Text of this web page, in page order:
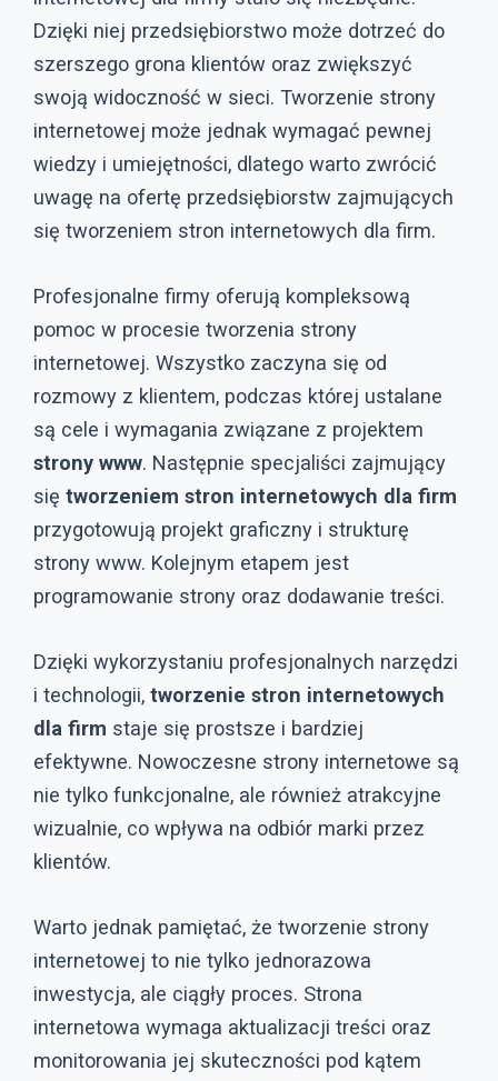
Dzięki niej przedsiębiorstwo może dotrzeć do
szerszego grona klientów oraz zwiększyć
swoją widoczność w sieci. Tworzenie strony
internetowej może jednak wymagać pewnej
wiedzy i umiejętności, dlatego warto zwrócić
uwagę na ofertę przedsiębiorstw zajmujących
się tworzeniem stron internetowych dla firm.
Profesjonalne firmy oferują kompleksową
pomoc w procesie tworzenia strony
internetowej. Wszystko zaczyna się od
rozmowy z klientem, podczas której ustalane
są cele i wymagania związane z projektem
strony www. Następnie specjaliści zajmujący
się tworzeniem stron internetowych dla firm
przygotowują projekt graficzny i strukturę
strony www. Kolejnym etapem jest
programowanie strony oraz dodawanie treści.
Dzięki wykorzystaniu profesjonalnych narzędzi
i technologii, tworzenie stron internetowych
dla firm staje się prostsze i bardziej
efektywne. Nowoczesne strony internetowe są
nie tylko funkcjonalne, ale również atrakcyjne
wizualnie, co wpływa na odbiór marki przez
klientów.
Warto jednak pamiętać, że tworzenie strony
internetowej to nie tylko jednorazowa
inwestycja, ale ciągły proces. Strona
internetowa wymaga aktualizacji treści oraz
monitorowania jej skuteczności pod kątem